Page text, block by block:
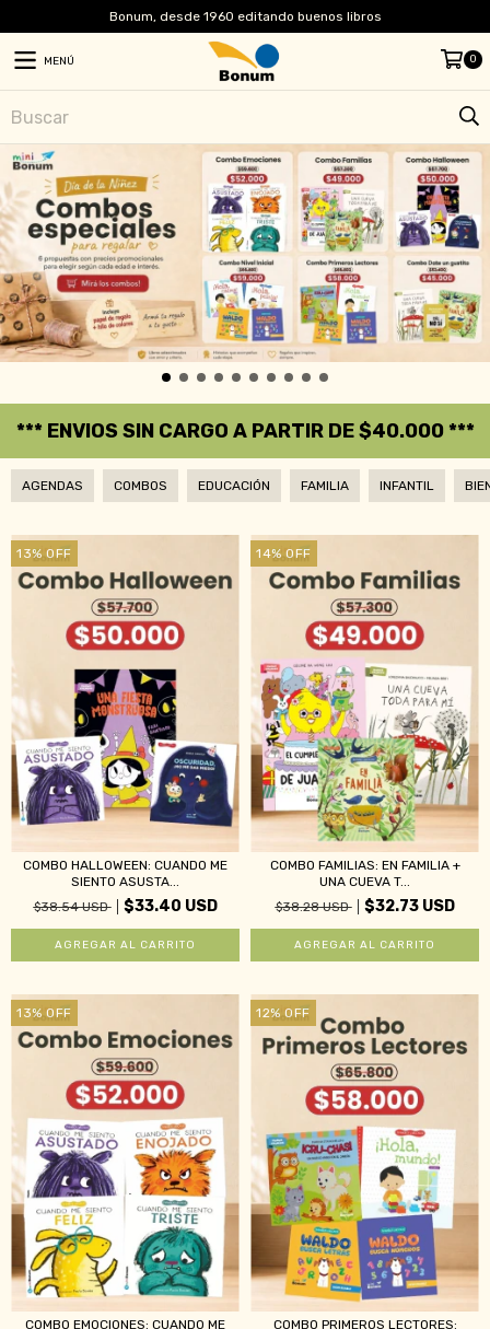
Bonum, desde 1960 editando buenos libros
MENÚ 0
*** ENVIOS SIN CARGO A PARTIR DE $40.000 ***
AGENDAS COMBOS EDUCACIÓN FAMILIA INFANTIL
13% OFF
COMBO HALLOWEEN: CUANDO ME
SIENTO ASUSTA...
$38.54 USD
$33.40 USD
14% OFF
COMBO FAMILIAS: EN FAMILIA +
UNA CUEVA T...
$38.28 USD
$32.73 USD
13% OFF
COMBO EMOCIONES: CUANDO ME
12% OFF
COMBO PRIMEROS LECTORES: